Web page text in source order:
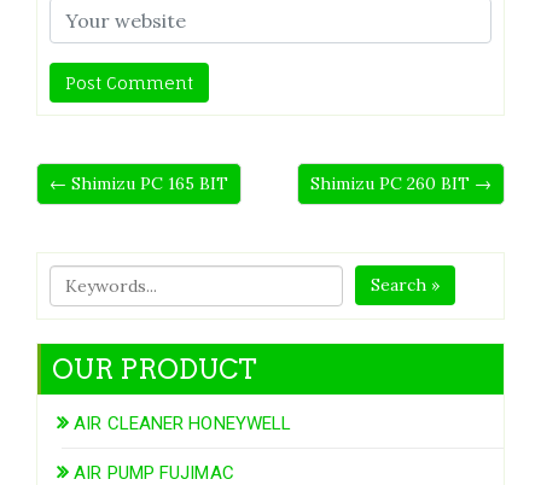
← Shimizu PC 165 BIT Shimizu PC 260 BIT →
Search »
OUR PRODUCT
AIR CLEANER HONEYWELL
AIR PUMP FUJIMAC